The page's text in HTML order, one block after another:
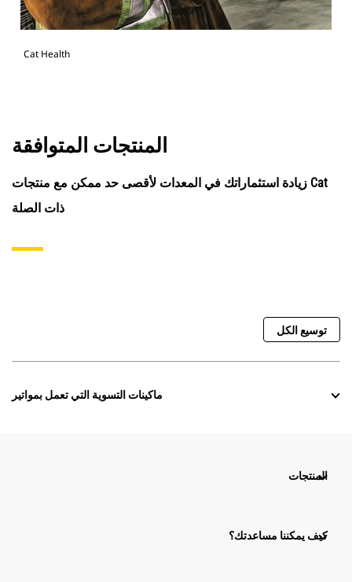
Cat Health
المنتجات المتوافقة
زيادة استثماراتك في المعدات لأقصى حد ممكن مع منتجات Cat
ذات الصلة
توسيع الكل
ماكينات التسوية التي تعمل بمواتير
المنتجات
كيف يمكننا مساعدتك؟